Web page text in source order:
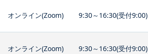
オンライン(Zoom) 9:30～16:30(受付9:00)
オンライン(Zoom) 9:30～16:30(受付9:00)